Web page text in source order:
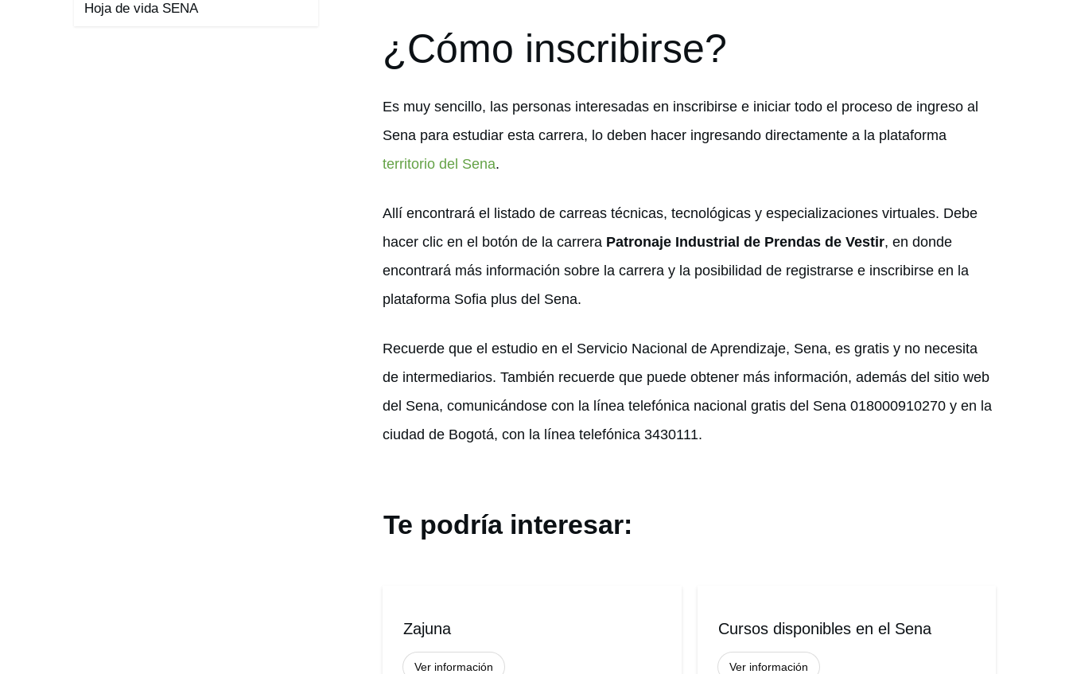
¿Cómo inscribirse?
Es muy sencillo, las personas interesadas en inscribirse e iniciar todo el proceso de ingreso al
Sena para estudiar esta carrera, lo deben hacer ingresando directamente a la plataforma
territorio del Sena.
Allí encontrará el listado de carreas técnicas, tecnológicas y especializaciones virtuales. Debe
hacer clic en el botón de la carrera Patronaje Industrial de Prendas de Vestir, en donde
encontrará más información sobre la carrera y la posibilidad de registrarse e inscribirse en la
plataforma Sofia plus del Sena.
Recuerde que el estudio en el Servicio Nacional de Aprendizaje, Sena, es gratis y no necesita
de intermediarios. También recuerde que puede obtener más información, además del sitio web
del Sena, comunicándose con la línea telefónica nacional gratis del Sena 018000910270 y en la
ciudad de Bogotá, con la línea telefónica 3430111.
Te podría interesar:
Zajuna
Ver información
Cursos disponibles en el Sena
Ver información
Hoja de vida SENA